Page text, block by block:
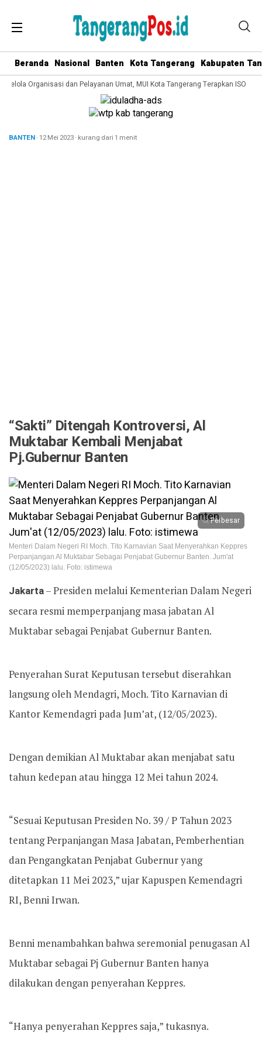
Beranda Nasional Banten Kota Tangerang Kabupaten
Organisasi dan Pelayanan Umat, MUI Kota Tangerang Terapkan ISO
BANTEN· 12 Mei 2023· kurang dari 1 menit
“Sakti” Ditengah Kontroversi, Al
Muktabar Kembali Menjabat
Pj.Gubernur Banten
Perbesar
Menteri Dalam Negeri RI Moch. Tito Karnavian Saat Menyerahkan Keppres
Perpanjangan Al Muktabar Sebagai Penjabat Gubernur Banten. Jum'at
(12/05/2023) lalu. Foto: istimewa
Jakarta– Presiden melalui Kementerian Dalam Negeri
secara resmi memperpanjang masa jabatan Al
Muktabar sebagai Penjabat Gubernur Banten.
Penyerahan Surat Keputusan tersebut diserahkan
langsung oleh Mendagri, Moch. Tito Karnavian di
Kantor Kemendagri pada Jum’at, (12/05/2023).
Dengan demikian Al Muktabar akan menjabat satu
tahun kedepan atau hingga 12 Mei tahun 2024.
“Sesuai Keputusan Presiden No. 39 / P Tahun 2023
tentang Perpanjangan Masa Jabatan, Pemberhentian
dan Pengangkatan Penjabat Gubernur yang
ditetapkan 11 Mei 2023,” ujar Kapuspen Kemendagri
RI, Benni Irwan.
Benni menambahkan bahwa seremonial penugasan Al
Muktabar sebagai Pj Gubernur Banten hanya
dilakukan dengan penyerahan Keppres.
“Hanya penyerahan Keppres saja,” tukasnya.